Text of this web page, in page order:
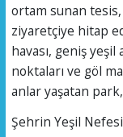
ortam sunan
ziyaretçiye hitap
havası, geniş
noktaları ve göl
anlar yaşatan
Şehrin Yeşil Nefesi